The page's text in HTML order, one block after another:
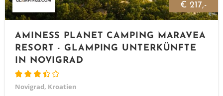
€ 217,-
AMINESS PLANET CAMPING MARAVEA
RESORT - GLAMPING UNTERKÜNFTE
IN NOVIGRAD
Novigrad, Kroatien